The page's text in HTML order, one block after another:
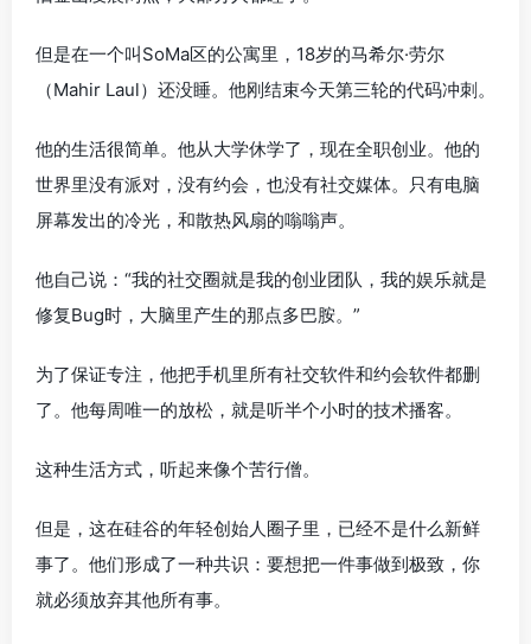
但是在一个叫SoMa区的公寓里，18岁的马希尔·劳尔
（Mahir Laul）还没睡。他刚结束今天第三轮的代码冲刺。
他的生活很简单。他从大学休学了，现在全职创业。他的
世界里没有派对，没有约会，也没有社交媒体。只有电脑
屏幕发出的冷光，和散热风扇的嗡嗡声。
他自己说：“我的社交圈就是我的创业团队，我的娱乐就是
修复Bug时，大脑里产生的那点多巴胺。”
为了保证专注，他把手机里所有社交软件和约会软件都删
了。他每周唯一的放松，就是听半个小时的技术播客。
这种生活方式，听起来像个苦行僧。
但是，这在硅谷的年轻创始人圈子里，已经不是什么新鲜
事了。他们形成了一种共识：要想把一件事做到极致，你
就必须放弃其他所有事。